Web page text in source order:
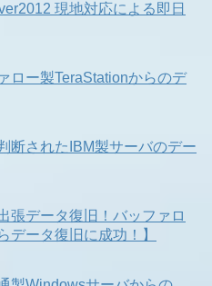
現地対応による即日
ロー製TeraStationからのデ
断されたIBM製サーバのデー
張データ復旧！バッファロ
データ復旧に成功！】